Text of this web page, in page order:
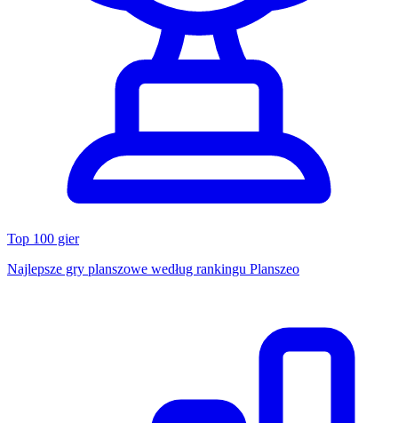
Top 100 gier
Najlepsze gry planszowe według rankingu Planszeo